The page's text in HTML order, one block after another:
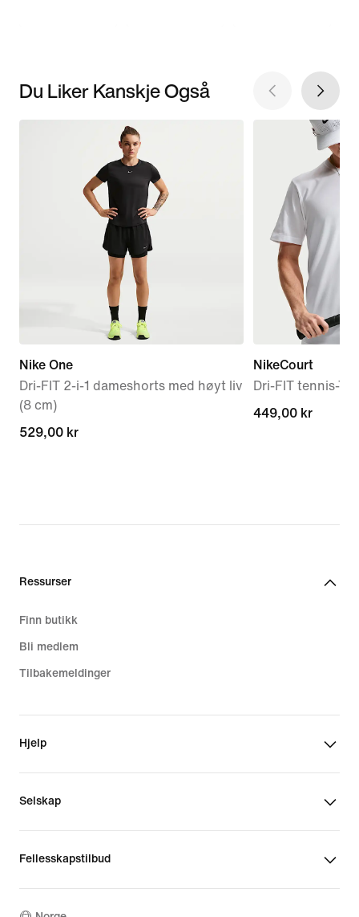
Du Liker Kanskje Også
Nike One
Dri-FIT 2-i-1 dameshorts med høyt liv
(8 cm)
529,00 kr
529,00 kr
NikeCourt
Dri-FIT tennis-T-
449,00 kr
449,00 kr
Ressurser
Finn butikk
Bli medlem
Tilbakemeldinger
Hjelp
Selskap
Fellesskapstilbud